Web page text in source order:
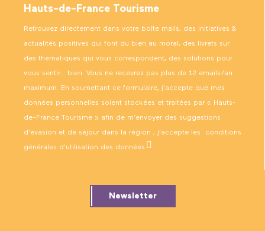
Hauts-de-France Tourisme
Retrouvez directement dans votre boîte mails, des initiatives &
actualités positives qui font du bien au moral, des livrets sur
des thématiques qui vous correspondent, des solutions pour
vous sentir… bien. Vous ne recevrez pas plus de 12 emails/an
maximum. En soumettant ce formulaire, j’accepte que mes
données personnelles soient stockées et traitées par « Hauts-
de-France Tourisme » afin de m’envoyer des suggestions
d’évasion et de séjour dans la région ; j’accepte les conditions
générales d’utilisation des données .
Newsletter